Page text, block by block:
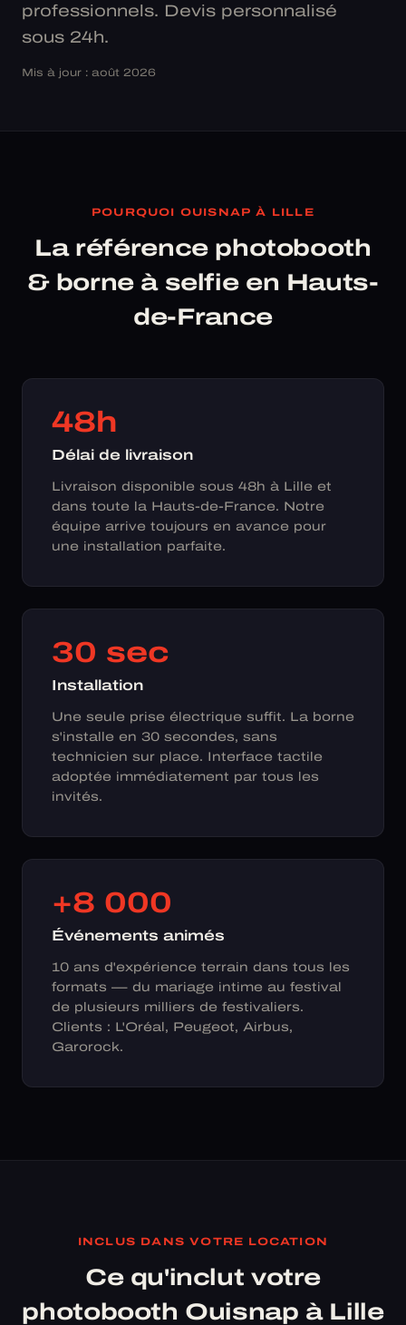
professionnels. Devis personnalisé
sous 24h.
Mis à jour : août 2026
POURQUOI OUISNAP À LILLE
La référence photobooth
& borne à selfie en Hauts-
de-France
48h
Délai de livraison
Livraison disponible sous 48h à Lille et
dans toute la Hauts-de-France. Notre
équipe arrive toujours en avance pour
une installation parfaite.
30 sec
Installation
Une seule prise électrique suffit. La borne
s'installe en 30 secondes, sans
technicien sur place. Interface tactile
adoptée immédiatement par tous les
invités.
+8 000
Événements animés
10 ans d'expérience terrain dans tous les
formats — du mariage intime au festival
de plusieurs milliers de festivaliers.
Clients : L'Oréal, Peugeot, Airbus,
Garorock.
INCLUS DANS VOTRE LOCATION
Ce qu'inclut votre
photobooth Ouisnap à Lille